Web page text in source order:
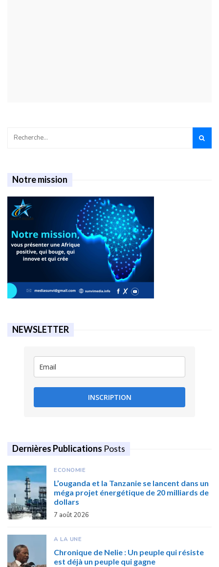
Notre mission
NEWSLETTER
INSCRIPTION
Dernières Publications Posts
ECONOMIE
L’ouganda et la Tanzanie se lancent dans un
méga projet énergétique de 20 milliards de
dollars
7 août 2026
A LA UNE
Chronique de Nelie : Un peuple qui résiste
est déjà un peuple qui gagne